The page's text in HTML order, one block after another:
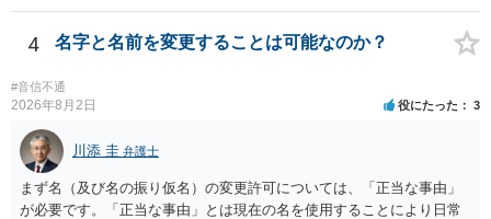
困難 仮に裁判で敗訴した場合でも、分割払いになる可能性はあります
か。 ⇒判決となり敗訴してしまった場合は、強制執行により不動産等
の財産を差し押さえられ、そこから債権回収が図られることになりま
いにより支払うことも十分可能です。 ⑤ このような事情であれば、私
識を前提にすれば、１００万円も含めて返済する必要はないと考えら
れるため、 120万円のみについて交渉を続けることがベターかと存じ
ます。
検察庁に訴えるのもありかもしれないですが、実際に捜査をするの
は、結局所轄だと思われますので、やはり結論は変わらないかもしれ
ないです。 一度、最寄りの「刑事に強い」とうたっている弁護士に相
談してみてはいかがでしょうか。 以上、ご参考まで。
4 名字と名前を変更することは可能なのか？
#音信不通
2026年8月2日 役にたった 3
川添 圭 弁護士
まず名（及び名の振り仮名）の変更許可については、「正当な事由」
が必要です。「正当な事由」とは現在の名を使用することにより日常